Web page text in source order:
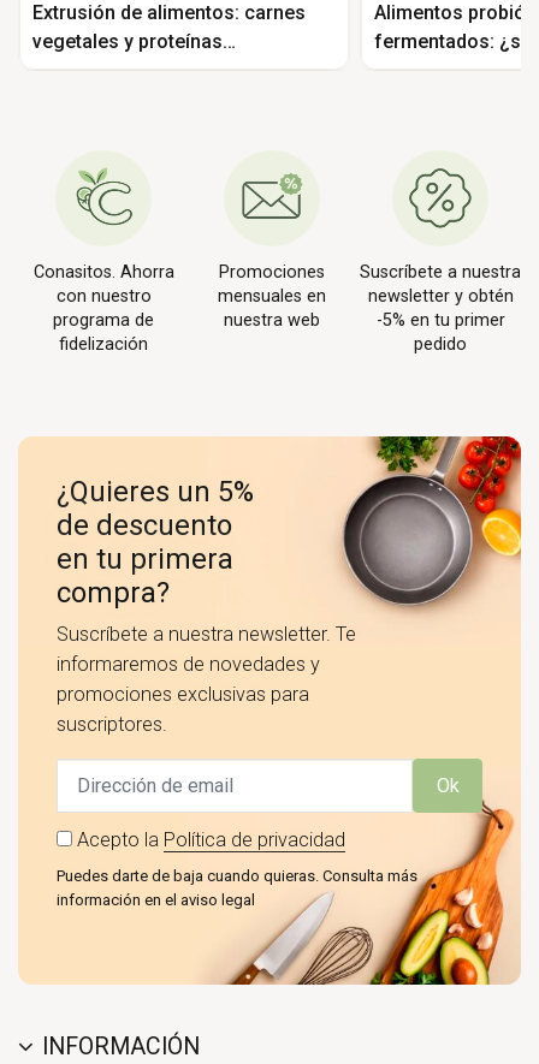
Extrusión de alimentos: carnes
vegetales y proteínas
texturizadas
Alimentos
fermentados:
Conasitos. Ahorra
con nuestro
programa de
fidelización
Promociones
mensuales en
nuestra web
Suscríbete a nuestra
newsletter y obtén
-5% en tu primer
pedido
¿Quieres un 5%
de descuento
en tu primera
compra?
Suscríbete a nuestra newsletter. Te
informaremos de novedades y
promociones exclusivas para
suscriptores.
Ok
Acepto la Política de privacidad
Puedes darte de baja cuando quieras. Consulta más
información en el aviso legal
INFORMACIÓN